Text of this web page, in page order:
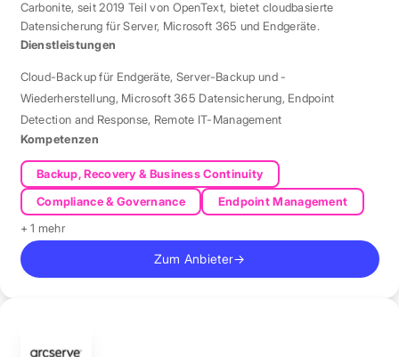
Carbonite, seit 2019 Teil von OpenText, bietet cloudbasierte
Datensicherung für Server, Microsoft 365 und Endgeräte.
Dienstleistungen
Cloud-Backup für Endgeräte, Server-Backup und -
Wiederherstellung, Microsoft 365 Datensicherung, Endpoint
Detection and Response, Remote IT-Management
Kompetenzen
Backup, Recovery & Business Continuity
Compliance & Governance
Endpoint Management
+ 1 mehr
Zum Anbieter→